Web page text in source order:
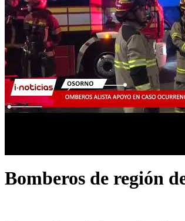
Bomberos de región